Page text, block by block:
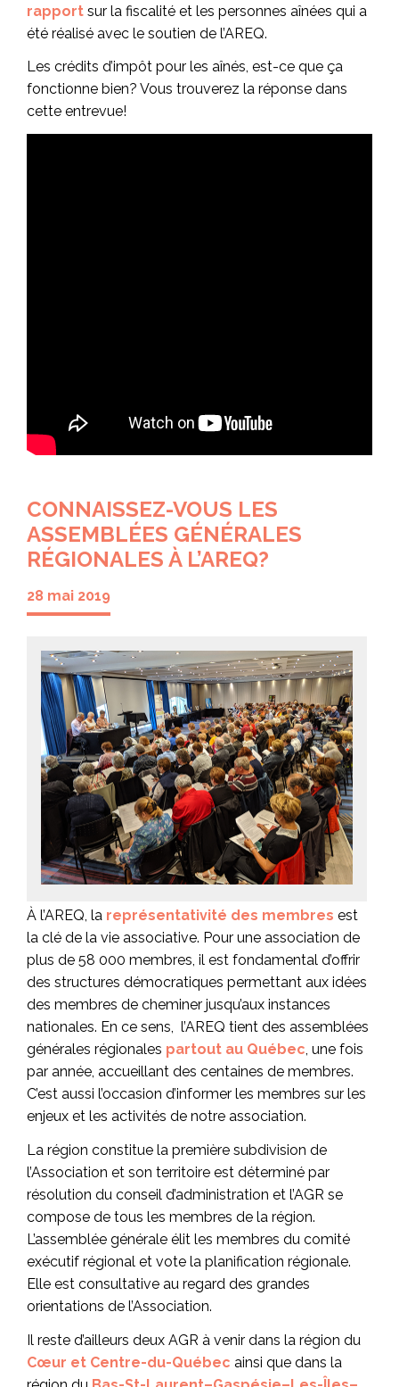
rapport sur la fiscalité et les personnes aînées qui a
été réalisé avec le soutien de l’AREQ.
Les crédits d’impôt pour les aînés, est-ce que ça
fonctionne bien? Vous trouverez la réponse dans
cette entrevue!
CONNAISSEZ-VOUS LES
ASSEMBLÉES GÉNÉRALES
RÉGIONALES À L’AREQ?
28 mai 2019
À l’AREQ, la représentativité des membres est
la clé de la vie associative. Pour une association de
plus de 58 000 membres, il est fondamental d’offrir
des structures démocratiques permettant aux idées
des membres de cheminer jusqu’aux instances
nationales. En ce sens, l’AREQ tient des assemblées
générales régionales partout au Québec, une fois
par année, accueillant des centaines de membres.
C’est aussi l’occasion d’informer les membres sur les
enjeux et les activités de notre association.
La région constitue la première subdivision de
l’Association et son territoire est déterminé par
résolution du conseil d’administration et l’AGR se
compose de tous les membres de la région.
L’assemblée générale élit les membres du comité
exécutif régional et vote la planification régionale.
Elle est consultative au regard des grandes
orientations de l’Association.
Il reste d’ailleurs deux AGR à venir dans la région du
Cœur et Centre-du-Québec ainsi que dans la